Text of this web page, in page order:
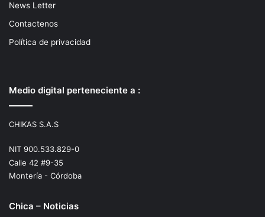
News Letter
Contactenos
Política de privacidad
Medio digital perteneciente a :
CHIKAS S.A.S
NIT 900.533.829-0
Calle 42 #9-35
Montería - Córdoba
Chica – Noticias